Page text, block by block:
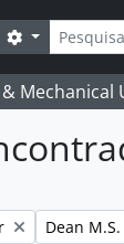
Opções de
Mechanical
Remover
Dean